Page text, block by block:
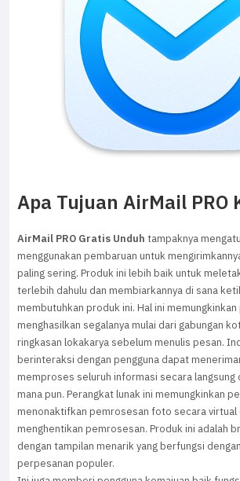
Apa Tujuan AirMail PRO
AirMail PRO Gratis Unduh tampaknya
menggunakan pembaruan untuk
paling sering. Produk ini lebih baik untuk
terlebih dahulu dan membiarkannya di sana
membutuhkan produk ini. Hal ini
menghasilkan segalanya mulai dari gabungan
ringkasan lokakarya sebelum menulis pesan.
berinteraksi dengan pengguna dapat
memproses seluruh informasi secara
mana pun. Perangkat lunak ini memungkinkan
menonaktifkan pemrosesan foto secara virtual
menghentikan pemrosesan. Produk ini adalah
dengan tampilan menarik yang berfungsi
perpesanan populer.